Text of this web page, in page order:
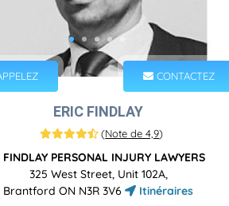
CONTACTEZ
ERIC FINDLAY
(Note de 4,9)
FINDLAY PERSONAL INJURY LAWYERS
325 West Street, Unit 102A,
Brantford ON N3R 3V6
Itinéraires